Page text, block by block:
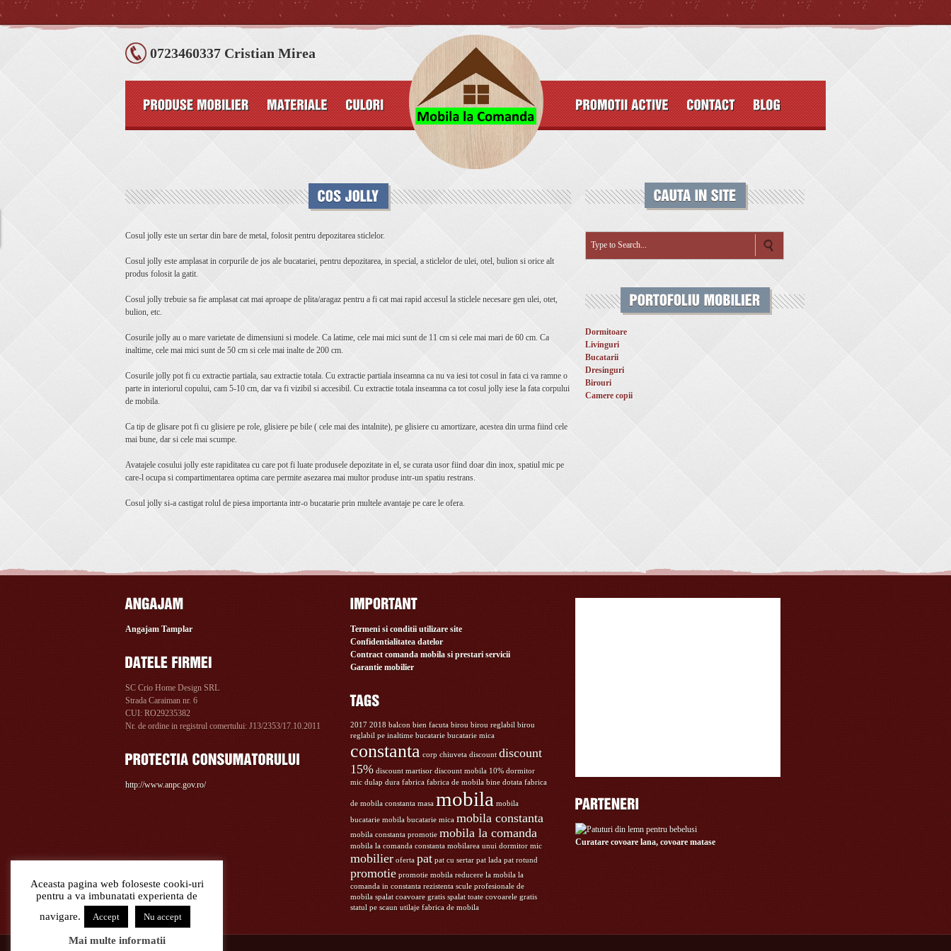
0723460337 Cristian Mirea
Cosul jolly este un sertar din bare de metal, folosit pentru depozitarea sticlelor.
Cosul jolly este amplasat in corpurile de jos ale bucatariei, pentru depozitarea, in special, a sticlelor de ulei, otel, bulion si orice alt
produs folosit la gatit.
Cosul jolly trebuie sa fie amplasat cat mai aproape de plita/aragaz pentru a fi cat mai rapid accesul la sticlele necesare gen ulei, otet,
bulion, etc.
Cosurile jolly au o mare varietate de dimensiuni si modele. Ca latime, cele mai mici sunt de 11 cm si cele mai mari de 60 cm. Ca
inaltime, cele mai mici sunt de 50 cm si cele mai inalte de 200 cm.
Cosurile jolly pot fi cu extractie partiala, sau extractie totala. Cu extractie partiala inseamna ca nu va iesi tot cosul in fata ci va ramne o
parte in interiorul copului, cam 5-10 cm, dar va fi vizibil si accesibil. Cu extractie totala inseamna ca tot cosul jolly iese la fata corpului
de mobila.
Ca tip de glisare pot fi cu glisiere pe role, glisiere pe bile ( cele mai des intalnite), pe glisiere cu amortizare, acestea din urma fiind cele
mai bune, dar si cele mai scumpe.
Avatajele cosului jolly este rapiditatea cu care pot fi luate produsele depozitate in el, se curata usor fiind doar din inox, spatiul mic pe
care-l ocupa si compartimentarea optima care permite asezarea mai multor produse intr-un spatiu restrans.
Cosul jolly si-a castigat rolul de piesa importanta intr-o bucatarie prin multele avantaje pe care le ofera.
Dormitoare
Livinguri
Bucatarii
Dresinguri
Birouri
Camere copii
Angajam Tamplar
SC Crio Home Design SRL
Strada Caraiman nr. 6
CUI: RO29235382
Nr. de ordine in registrul comertului: J13/2353/17.10.2011
http://www.anpc.gov.ro/
Termeni si conditii utilizare site
Confidentialitatea datelor
Contract comanda mobila si prestari servicii
Garantie mobilier
2017 2018 balcon bien facuta birou birou reglabil birou
reglabil pe inaltime bucatarie bucatarie mica
constanta corp chiuveta discount discount
15% discount martisor discount mobila 10% dormitor
mic dulap dura fabrica fabrica de mobila bine dotata fabrica
de mobila constanta masa mobila mobila
bucatarie mobila bucatarie mica mobila constanta
mobila constanta promotie mobila la comanda
mobila la comanda constanta mobilarea unui dormitor mic
mobilier oferta pat pat cu sertar pat lada pat rotund
promotie promotie mobila reducere la mobila la
comanda in constanta rezistenta scule profesionale de
mobila spalat coavoare gratis spalat toate covoarele gratis
statul pe scaun utilaje fabrica de mobila
Curatare covoare lana, covoare matase
Aceasta pagina web foloseste cooki-uri
pentru a va imbunatati experienta de
navigare.
Accept Nu accept
Mai multe informatii